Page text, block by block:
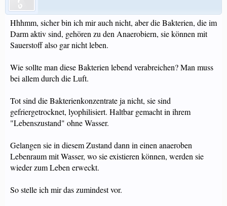
Hhhmm, sicher bin ich mir auch nicht, aber die Bakterien, die im
Darm aktiv sind, gehören zu den Anaerobiern, sie können mit
Sauerstoff also gar nicht leben.
Wie sollte man diese Bakterien lebend verabreichen? Man muss
bei allem durch die Luft.
Tot sind die Bakterienkonzentrate ja nicht, sie sind
gefriergetrocknet, lyophilisiert. Haltbar gemacht in ihrem
"Lebenszustand" ohne Wasser.
Gelangen sie in diesem Zustand dann in einen anaeroben
Lebenraum mit Wasser, wo sie existieren können, werden sie
wieder zum Leben erweckt.
So stelle ich mir das zumindest vor.